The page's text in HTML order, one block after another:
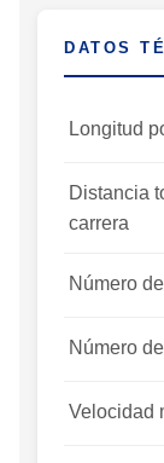
DATOS
Longitud
Distancia
carrera
Número
Número
Velocidad